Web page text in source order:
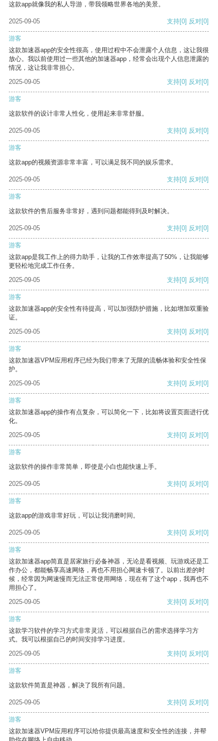
这款app就像我的私人导游，带我领略世界各地的美景。
2025-09-05 支持[0] 反对[0]
游客
这款加速器app的安全性很高，使用过程中不会泄露个人信息，这让我很
放心。我以前使用过一些其他的加速器app，经常会出现个人信息泄露的
情况，这让我非常担心。
2025-09-05
支持[0] 反对[0]
游客
这款软件的设计非常人性化，使用起来非常舒服。
2025-09-05 支持[0] 反对[0]
游客
这款app的视频资源非常丰富，可以满足我不同的娱乐需求。
2025-09-05 支持[0] 反对[0]
游客
这款软件的售后服务非常好，遇到问题都能得到及时解决。
2025-09-05 支持[0] 反对[0]
游客
这款app是我工作上的得力助手，让我的工作效率提高了50%，让我能够
更轻松地完成工作任务。
2025-09-05
支持[0] 反对[0]
游客
这款加速器app的安全性有待提高，可以加强防护措施，比如增加双重验
证。
2025-09-05
支持[0] 反对[0]
游客
这款加速器VPM应用程序已经为我们带来了无限的流畅体验和安全性保
护。
2025-09-05
支持[0] 反对[0]
游客
这款加速器app的操作有点复杂，可以简化一下，比如将设置页面进行优
化。
2025-09-05
支持[0] 反对[0]
游客
这款软件的操作非常简单，即使是小白也能快速上手。
2025-09-05 支持[0] 反对[0]
游客
这款app的游戏非常好玩，可以让我消磨时间。
2025-09-05 支持[0] 反对[0]
游客
这款加速器app简直是居家旅行必备神器，无论是看视频、玩游戏还是工
作办公，都能畅享高速网络，再也不用担心网速卡顿了。以前出差的时
候，经常因为网速慢而无法正常使用网络，现在有了这个app，我再也不
用担心了。
2025-09-05
支持[0] 反对[0]
游客
这款学习软件的学习方式非常灵活，可以根据自己的需求选择学习方
式。我可以根据自己的时间安排学习进度。
2025-09-05
支持[0] 反对[0]
游客
这款软件简直是神器，解决了我所有问题。
2025-09-05 支持[0] 反对[0]
游客
这款加速器VPM应用程序可以给你提供最高速度和安全性的连接，并帮